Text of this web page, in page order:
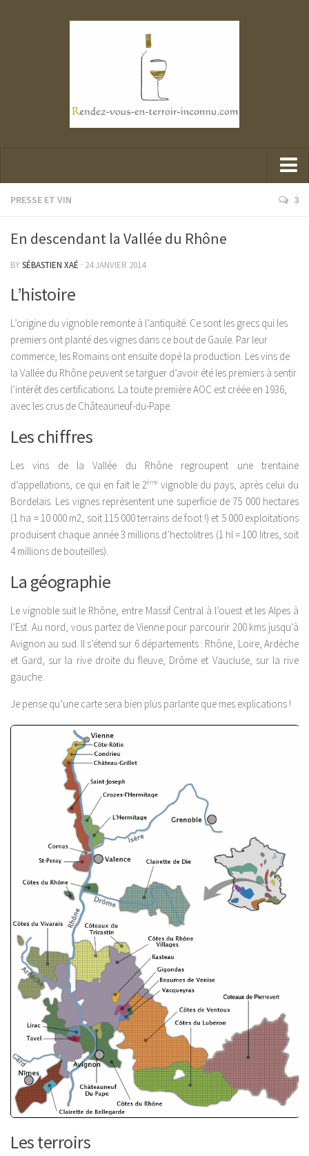
Parcours d’un explorateur
Mes dégustations
Presse et Vin
PRESSE ET VIN 3
En descendant la Vallée du Rhône
BYSÉBASTIEN XAÉ · 24 JANVIER 2014
L’histoire
L’origine du vignoble remonte à l’antiquité. Ce sont les grecs qui les
premiers ont planté des vignes dans ce bout de Gaule. Par leur
commerce, les Romains ont ensuite dopé la production. Les vins de
la Vallée du Rhône peuvent se targuer d’avoir été les premiers à sentir
l’intérêt des certifications. La toute première AOC est créée en 1936,
avec les crus de Châteauneuf-du-Pape.
Les chiffres
Les vins de la Vallée du Rhône regroupent une trentaine
d’appellations, ce qui en fait le 2ème vignoble du pays, après celui du
Bordelais. Les vignes représentent une superficie de 75 000 hectares
(1 ha = 10 000 m2, soit 115 000 terrains de foot !) et 5 000 exploitations
produisent chaque année 3 millions d’hectolitres (1 hl = 100 litres, soit
4 millions de bouteilles).
La géographie
Le vignoble suit le Rhône, entre Massif Central à l’ouest et les Alpes à
l’Est. Au nord, vous partez de Vienne pour parcourir 200 kms jusqu’à
Avignon au sud. Il s’étend sur 6 départements : Rhône, Loire, Ardèche
et Gard, sur la rive droite du fleuve, Drôme et Vaucluse, sur la rive
gauche.
Je pense qu’une carte sera bien plus parlante que mes explications !
Les terroirs